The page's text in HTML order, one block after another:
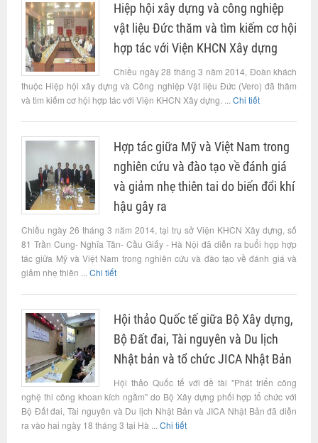
Hiệp hội xây dựng và công nghiệp
vật liệu Đức thăm và tìm kiếm cơ hội
hợp tác với Viện KHCN Xây dựng
Chiều ngày 28 tháng 3 năm 2014, Đoàn khách
thuộc Hiệp hội xây dựng và Công nghiệp Vật liệu Đức (Vero) đã thăm
và tìm kiếm cơ hội hợp tác với Viện KHCN Xây dựng. ... Chi tiết
Hợp tác giữa Mỹ và Việt Nam trong
nghiên cứu và đào tạo về đánh giá
và giảm nhẹ thiên tai do biến đổi khí
hậu gây ra
Chiều ngày 26 tháng 3 năm 2014, tại trụ sở Viện KHCN Xây dựng, số
81 Trần Cung- Nghĩa Tân- Cầu Giấy - Hà Nội đã diễn ra buổi họp hợp
tác giữa Mỹ và Việt Nam trong nghiên cứu và đào tạo về đánh giá và
giảm nhẹ thiên ... Chi tiết
Hội thảo Quốc tế giữa Bộ Xây dựng,
Bộ Đất đai, Tài nguyên và Du lịch
Nhật bản và tổ chức JICA Nhật Bản
Hội thảo Quốc tế với đề tài "Phát triển công
nghệ thi công khoan kích ngầm" do Bộ Xây dựng phối hợp tổ chức với
Bộ Đất đai, Tài nguyên và Du lịch Nhật Bản và JICA Nhật Bản đã diễn
ra vào hai ngày 18 tháng 3 tại Hà ... Chi tiết